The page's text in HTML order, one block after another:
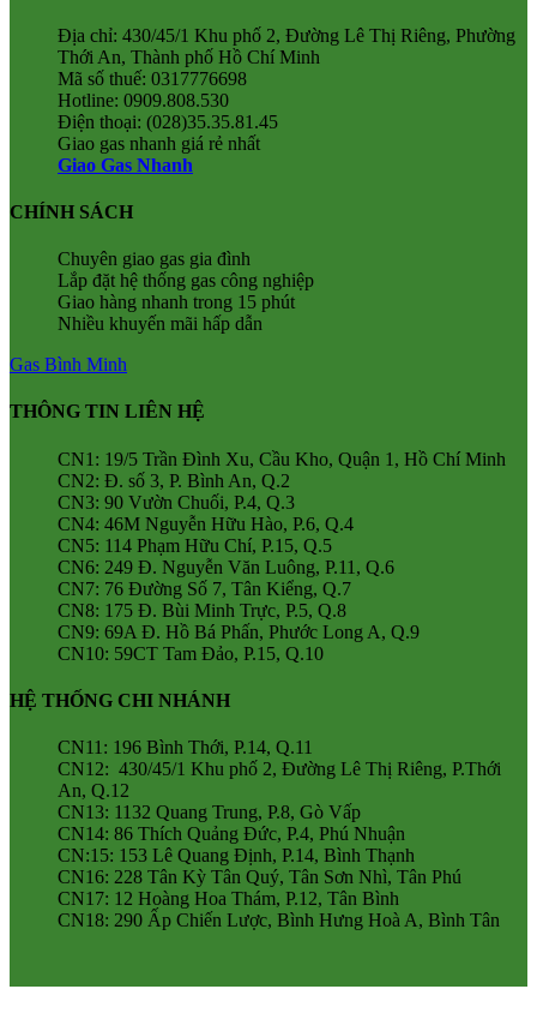
Địa chỉ: 430/45/1 Khu phố 2, Đường Lê Thị Riêng, Phường
Thới An, Thành phố Hồ Chí Minh
Mã số thuế: 0317776698
Hotline: 0909.808.530
Điện thoại: (028)35.35.81.45
Giao gas nhanh giá rẻ nhất
Giao Gas Nhanh
CHÍNH SÁCH
Chuyên giao gas gia đình
Lắp đặt hệ thống gas công nghiệp
Giao hàng nhanh trong 15 phút
Nhiều khuyến mãi hấp dẫn
Gas Bình Minh
THÔNG TIN LIÊN HỆ
CN1: 19/5 Trần Đình Xu, Cầu Kho, Quận 1, Hồ Chí Minh
CN2: Đ. số 3, P. Bình An, Q.2
CN3: 90 Vườn Chuối, P.4, Q.3
CN4: 46M Nguyễn Hữu Hào, P.6, Q.4
CN5: 114 Phạm Hữu Chí, P.15, Q.5
CN6: 249 Đ. Nguyễn Văn Luông, P.11, Q.6
CN7: 76 Đường Số 7, Tân Kiểng, Q.7
CN8: 175 Đ. Bùi Minh Trực, P.5, Q.8
CN9: 69A Đ. Hồ Bá Phấn, Phước Long A, Q.9
CN10: 59CT Tam Đảo, P.15, Q.10
HỆ THỐNG CHI NHÁNH
CN11: 196 Bình Thới, P.14, Q.11
CN12: 430/45/1 Khu phố 2, Đường Lê Thị Riêng, P.Thới
An, Q.12
CN13: 1132 Quang Trung, P.8, Gò Vấp
CN14: 86 Thích Quảng Đức, P.4, Phú Nhuận
CN:15: 153 Lê Quang Định, P.14, Bình Thạnh
CN16: 228 Tân Kỳ Tân Quý, Tân Sơn Nhì, Tân Phú
CN17: 12 Hoàng Hoa Thám, P.12, Tân Bình
CN18: 290 Ấp Chiến Lược, Bình Hưng Hoà A, Bình Tân